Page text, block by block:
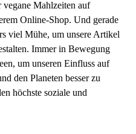
vegane Mahlzeiten auf
Online-Shop. Und gerade
viel Mühe, um unsere Artikel
Immer in Bewegung
um unseren Einfluss auf
den Planeten besser zu
höchste soziale und